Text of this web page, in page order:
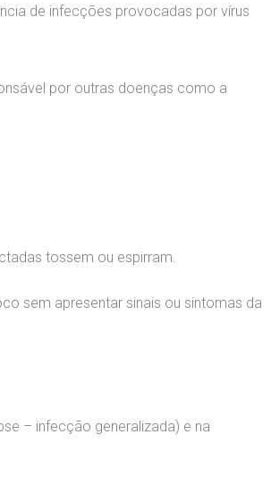
de infecções provocadas por vírus
por outras doenças como a
tossem ou espirram.
sem apresentar sinais ou sintomas da
– infecção generalizada) e na